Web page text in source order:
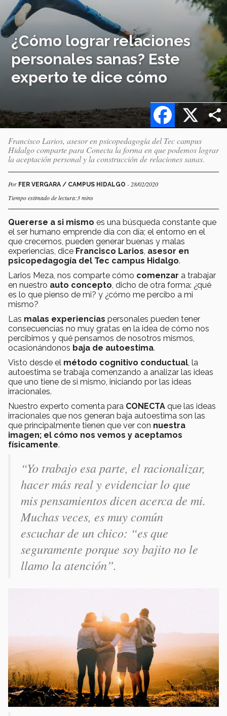
¿Cómo lograr relaciones
personales sanas? Este
experto te dice cómo
X
Facebook
Francisco Larios, asesor en psicopedagogía del Tec campus
Hidalgo comparte para Conecta la forma en que podemos lograr
la aceptación personal y la construcción de relaciones sanas.
Por FER VERGARA / CAMPUS HIDALGO - 28/02/2020
Tiempo estimado de lectura:3 mins
Quererse a si mismo es una búsqueda constante que
el ser humano emprende día con día; el entorno en el
que crecemos, pueden generar buenas y malas
experiencias, dice Francisco Larios asesor en
psicopedagogía del Tec campus Hidalgo.
Larios Meza, nos comparte cómo comenzar a trabajar
en nuestro auto concepto , dicho de otra forma: ¿qué
es lo que pienso de mi? y ¿cómo me percibo a mi
mismo?
Las malas experiencias personales pueden tener
consecuencias no muy gratas en la idea de cómo nos
percibimos y qué pensamos de nosotros mismos,
ocasionándonos baja de autoestima.
Visto desde el método cognitivo conductual , la
autoestima se trabaja comenzando a analizar las ideas
que uno tiene de si mismo, iniciando por las ideas
irracionales.
Nuestro experto comenta para CONECTA que las ideas
irracionales que nos generan baja autoestima son las
que principalmente tienen que ver con nuestra
imagen; el cómo nos vemos y aceptamos
físicamente.
“Yo trabajo esa parte, el racionalizar,
hacer más real y evidenciar lo que
mis pensamientos dicen acerca de mi.
Muchas veces, es muy común
escuchar de un chico: “es que
seguramente porque soy bajito no le
llamo la atención”.